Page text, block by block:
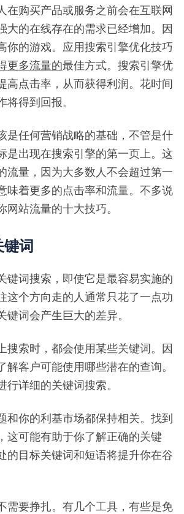
在购买产品或服务之前会在互联网
大的在线存在的需求已经增加。因
你的游戏。应用搜索引擎优化技巧
更多流量的最佳方式。搜索引擎优
高点击率，从而获得利润。花时间
得到回报。
是任何营销战略的基础，不管是什
是出现在搜索引擎的第一页上。这
流量，因为大多数人不会超过第一
味着更多的点击率和流量。不多说
网站流量的十大技巧。
键词
键词搜索，即使它是最容易实施的
这个方向走的人通常只花了一点功
键词会产生巨大的差异。
搜索时，都会使用某些关键词。因
解客户可能使用哪些潜在的查询。
行详细的关键词搜索。
和你的利基市场都保持相关。找到
这可能有助于你了解正确的关键
的目标关键词和短语将提升你在谷
需要挣扎。有几个工具，有些是免